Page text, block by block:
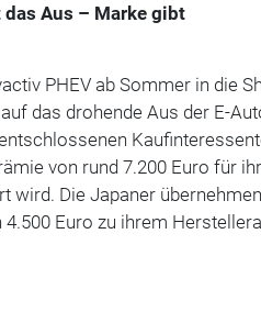
Aus – Marke gibt
PHEV ab Sommer in die
das drohende Aus der E-
von rund 7.200 Euro für
wird. Die Japaner
Euro zu ihrem